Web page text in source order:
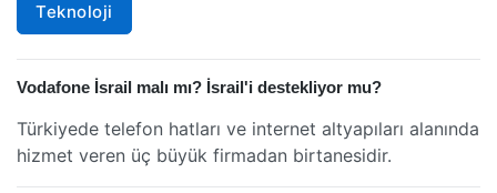
Teknoloji
Vodafone İsrail malı mı? İsrail'i destekliyor mu?
Türkiyede telefon hatları ve internet altyapıları alanında
hizmet veren üç büyük firmadan birtanesidir.